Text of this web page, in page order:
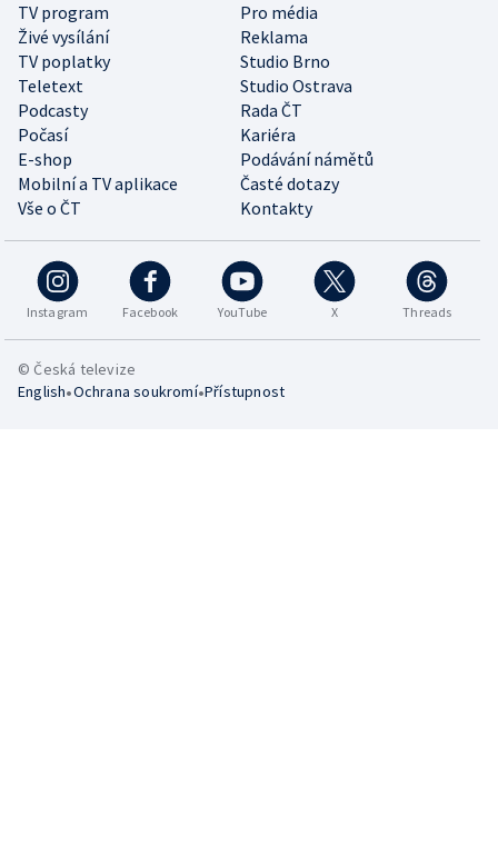
TV program
Pro média
Živé vysílání
Reklama
TV poplatky
Studio Brno
Teletext
Studio Ostrava
Podcasty
Rada ČT
Počasí
Kariéra
E-shop
Podávání námětů
Mobilní a TV aplikace
Časté dotazy
Vše o ČT
Kontakty
Instagram Facebook YouTube X Threads
© Česká televize
English•Ochrana soukromí•Přístupnost